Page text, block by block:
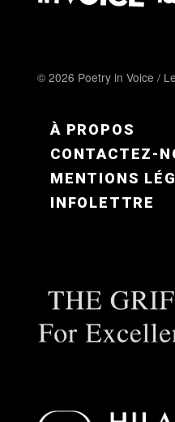
© 2026 Poetry in Voice /
FOOTER MENU FR
À PROPOS
CONTACTEZ-
MENTIONS
INFOLETTRE